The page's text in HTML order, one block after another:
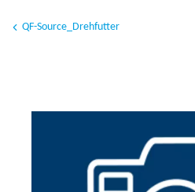
QF-Source_Drehfutter